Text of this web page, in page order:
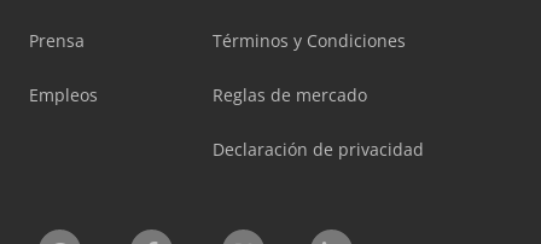
Prensa
Empleos
Términos y Condiciones
Reglas de mercado
Declaración de privacidad